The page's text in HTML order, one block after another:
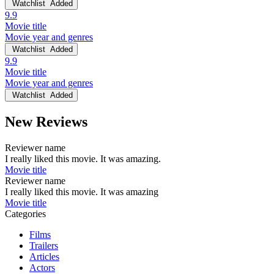
Watchlist Added
9.9
Movie title
Movie year and genres
Watchlist Added
9.9
Movie title
Movie year and genres
Watchlist Added
New Reviews
Reviewer name
I really liked this movie. It was amazing.
Movie title
Reviewer name
I really liked this movie. It was amazing
Movie title
Categories
Films
Trailers
Articles
Actors